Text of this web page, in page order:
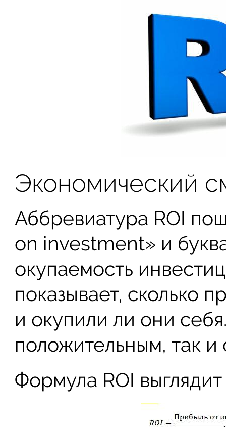
Экономический
Аббревиатура ROI
on investment» и
окупаемость
показывает, сколько
и окупили ли они
положительным, так и
Формула ROI